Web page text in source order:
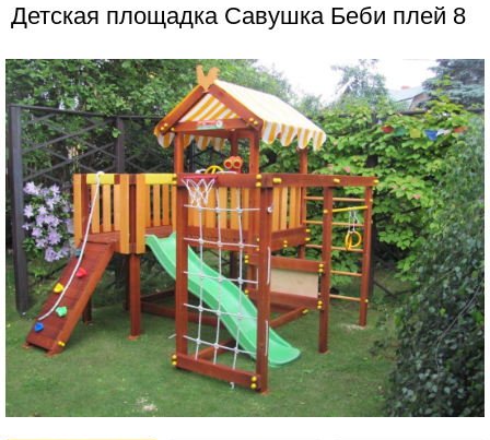
Детская площадка Савушка Беби плей 8